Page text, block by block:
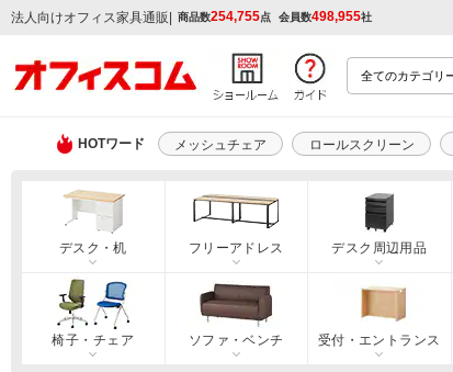
法人向けオフィス家具通販 | 商品数254,755点 会員数498,955社
HOTワード メッシュチェア ロールスクリーン
デスク・机 フリーアドレス デスク周辺用品
椅子・チェア ソファ・ベンチ 受付・エントランス